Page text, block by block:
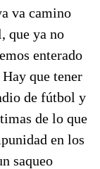
va camino
que ya no
enterado
que tener
de fútbol y
de lo que
en los
saqueo